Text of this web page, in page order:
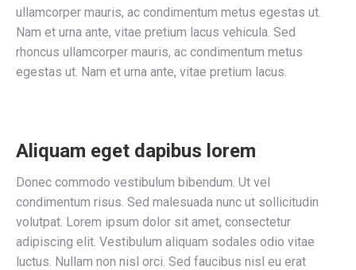
ullamcorper mauris, ac condimentum metus egestas ut.
Nam et urna ante, vitae pretium lacus vehicula. Sed
rhoncus ullamcorper mauris, ac condimentum metus
egestas ut. Nam et urna ante, vitae pretium lacus.
Aliquam eget dapibus lorem
Donec commodo vestibulum bibendum. Ut vel
condimentum risus. Sed malesuada nunc ut sollicitudin
volutpat. Lorem ipsum dolor sit amet, consectetur
adipiscing elit. Vestibulum aliquam sodales odio vitae
luctus. Nullam non nisl orci. Sed faucibus nisl eu erat